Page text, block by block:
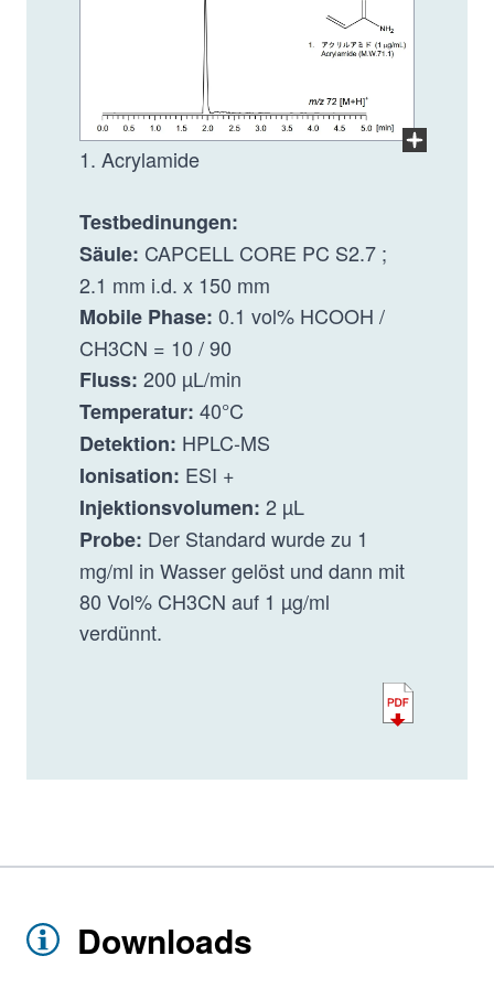
Im
1. Acrylamide
Testbedinungen:
Säule: CAPCELL CORE PC S2.7 ;
2.1 mm i.d. x 150 mm
Mobile Phase: 0.1 vol% HCOOH /
CH3CN = 10 / 90
Fluss: 200 µL/min
Temperatur: 40°C
Detektion: HPLC-MS
Ionisation: ESI +
Injektionsvolumen: 2 µL
Probe: Der Standard wurde zu 1
mg/ml in Wasser gelöst und dann mit
80 Vol% CH3CN auf 1 µg/ml
verdünnt.
Downloads